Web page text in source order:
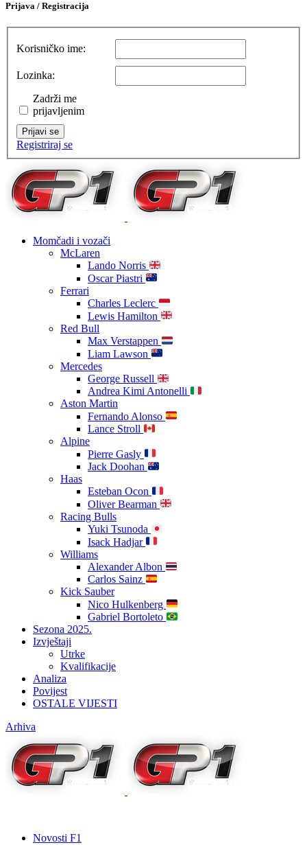
Prijava / Registracija
Korisničko ime:
Lozinka:
Zadrži me
prijavljenim
Prijavi se
Registriraj se
Momčadi i vozači
McLaren
Lando Norris
Oscar Piastri
Ferrari
Charles Leclerc
Lewis Hamilton
Red Bull
Max Verstappen
Liam Lawson
Mercedes
George Russell
Andrea Kimi Antonelli
Aston Martin
Fernando Alonso
Lance Stroll
Alpine
Pierre Gasly
Jack Doohan
Haas
Esteban Ocon
Oliver Bearman
Racing Bulls
Yuki Tsunoda
Isack Hadjar
Williams
Alexander Albon
Carlos Sainz
Kick Sauber
Nico Hulkenberg
Gabriel Bortoleto
Sezona 2025.
Izvještaji
Utrke
Kvalifikacije
Analiza
Povijest
OSTALE VIJESTI
Arhiva
Novosti F1